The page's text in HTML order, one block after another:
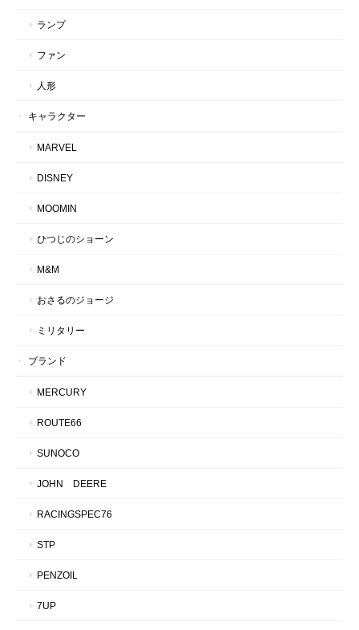
ランプ
ファン
人形
キャラクター
MARVEL
DISNEY
MOOMIN
ひつじのショーン
M&M
おさるのジョージ
ミリタリー
ブランド
MERCURY
ROUTE66
SUNOCO
JOHN DEERE
RACINGSPEC76
STP
PENZOIL
7UP